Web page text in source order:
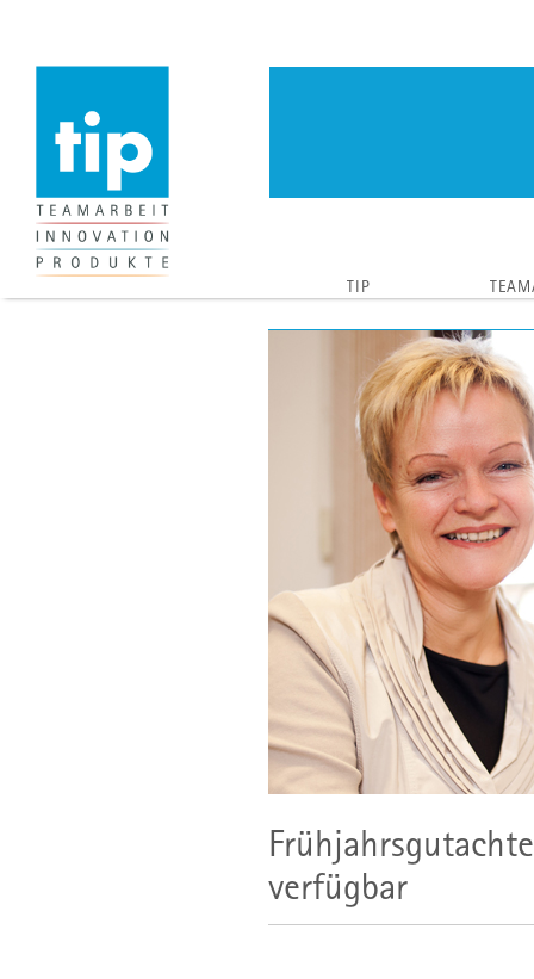
TIP
verfügbar